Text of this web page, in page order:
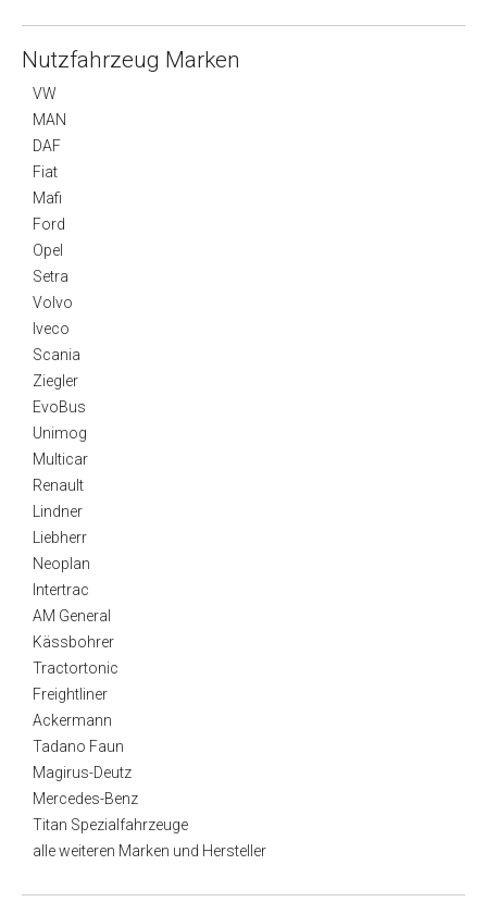
Nutzfahrzeug Marken
VW
MAN
DAF
Fiat
Mafi
Ford
Opel
Setra
Volvo
Iveco
Scania
Ziegler
EvoBus
Unimog
Multicar
Renault
Lindner
Liebherr
Neoplan
Intertrac
AM General
Kässbohrer
Tractortonic
Freightliner
Ackermann
Tadano Faun
Magirus-Deutz
Mercedes-Benz
Titan Spezialfahrzeuge
alle weiteren Marken und Hersteller